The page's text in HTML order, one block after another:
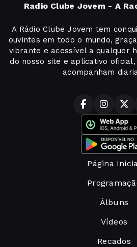
Radio Clube Jovem - A
A Rádio Clube Jovem tem
ouvintes em todo o mundo,
vibrante e acessível a qualquer
do nosso site e aplicativo
acompanham
Página
Álbuns
Vídeos
Recados